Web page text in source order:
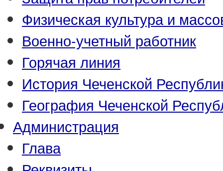
Физическая культура и
Военно-учетный работник
Горячая линия
История Чеченской
География Чеченской
Администрация
Глава